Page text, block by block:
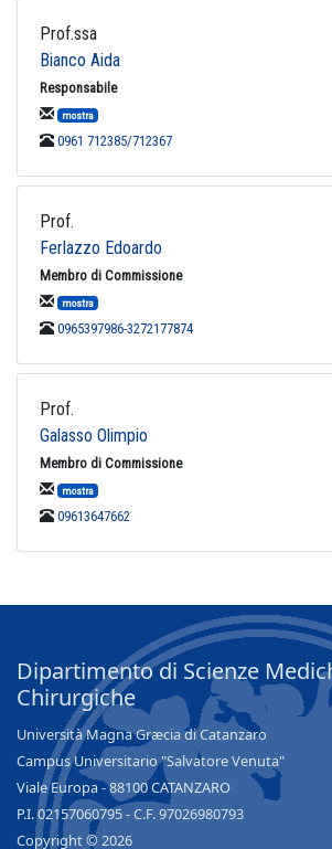
Prof.ssa
Bianco Aida
Responsabile
mostra
0961 712385/712367
Prof.
Ferlazzo Edoardo
Membro di Commissione
mostra
0965397986-3272177874
Prof.
Galasso Olimpio
Membro di Commissione
mostra
09613647662
Dipartimento di Scienze
Chirurgiche
Università Magna Græcia di Catanzaro
Campus Universitario "Salvatore Venuta"
Viale Europa - 88100 CATANZARO
P.I. 02157060795 - C.F. 97026980793
Copyright © 2026